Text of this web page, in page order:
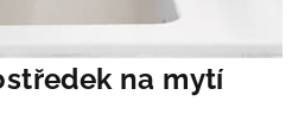
na mytí